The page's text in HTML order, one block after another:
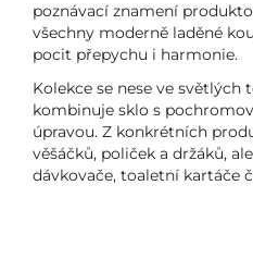
poznávací znamení
všechny moderně laděné
pocit přepychu i harmonie.
Kolekce se nese ve světlých
kombinuje sklo s
úpravou. Z konkrétních
věšáčků, poliček a držáků,
dávkovače, toaletní kartáče